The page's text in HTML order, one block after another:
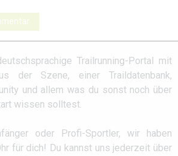
Trailrunning-Portal mit
der Szene, einer Traildatenbank,
und allem was du sonst noch über
wissen solltest.
oder Profi-Sportler, wir haben
für dich! Du kannst uns jederzeit über